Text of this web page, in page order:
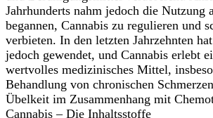
Jahrhunderts nahm jedoch die Nutzung
begannen, Cannabis zu regulieren und
verbieten. In den letzten Jahrzehnten
jedoch gewendet, und Cannabis erlebt
wertvolles medizinisches Mittel,
Behandlung von chronischen
Übelkeit im Zusammenhang mit
Cannabis – Die Inhaltsstoffe